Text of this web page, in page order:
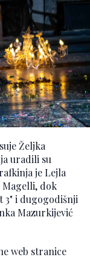
Željka
uradili su
je Lejla
Magelli, dok
3" i dugogodišnji
Mazurkijević
web stranice